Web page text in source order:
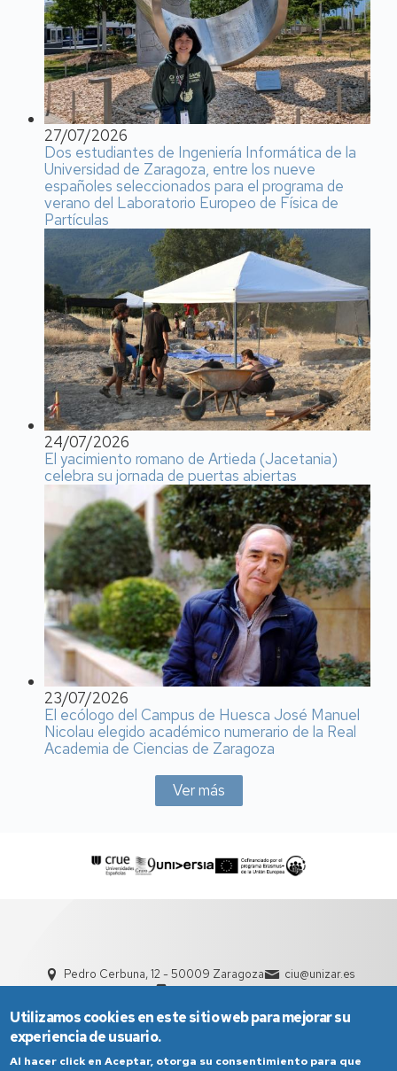
27/07/2026
Dos estudiantes de Ingeniería Informática de la
Universidad de Zaragoza, entre los nueve
españoles seleccionados para el programa de
verano del Laboratorio Europeo de Física de
Partículas
24/07/2026
El yacimiento romano de Artieda (Jacetania)
celebra su jornada de puertas abiertas
23/07/2026
El ecólogo del Campus de Huesca José Manuel
Nicolau elegido académico numerario de la Real
Academia de Ciencias de Zaragoza
Ver más
Pedro Cerbuna, 12 - 50009 Zaragoza
ciu@unizar.es
Utilizamos cookies en este sitio web para mejorar su
experiencia de usuario.
Al hacer click en Aceptar, otorga su consentimiento para que